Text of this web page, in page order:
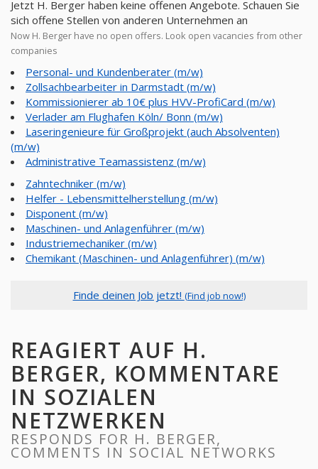
Jetzt H. Berger haben keine offenen Angebote. Schauen Sie
sich offene Stellen von anderen Unternehmen an
Now H. Berger have no open offers. Look open vacancies from other
companies
Personal- und Kundenberater (m/w)
Zollsachbearbeiter in Darmstadt (m/w)
Kommissionierer ab 10€ plus HVV-ProfiCard (m/w)
Verlader am Flughafen Köln/ Bonn (m/w)
Laseringenieure für Großprojekt (auch Absolventen)
(m/w)
Administrative Teamassistenz (m/w)
Zahntechniker (m/w)
Helfer - Lebensmittelherstellung (m/w)
Disponent (m/w)
Maschinen- und Anlagenführer (m/w)
Industriemechaniker (m/w)
Chemikant (Maschinen- und Anlagenführer) (m/w)
Finde deinen Job jetzt! (Find job now!)
REAGIERT AUF H.
BERGER, KOMMENTARE
IN SOZIALEN
NETZWERKEN
RESPONDS FOR H. BERGER,
COMMENTS IN SOCIAL NETWORKS